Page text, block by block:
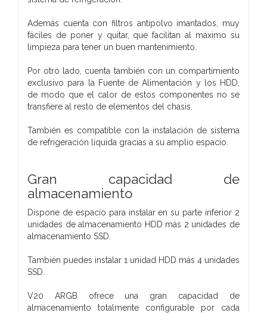
Además cuenta con filtros antipolvo imantados, muy
fáciles de poner y quitar, que facilitan al máximo su
limpieza para tener un buen mantenimiento.
Por otro lado, cuenta también con un compartimiento
exclusivo para la Fuente de Alimentación y los HDD,
de modo que el calor de estos componentes no se
transfiere al resto de elementos del chasis.
También es compatible con la instalación de sistema
de refrigeración líquida gracias a su amplio espacio.
Gran capacidad de
almacenamiento
Dispone de espacio para instalar en su parte inferior 2
unidades de almacenamiento HDD más 2 unidades de
almacenamiento SSD.
También puedes instalar 1 unidad HDD más 4 unidades
SSD.
V20 ARGB ofrece una gran capacidad de
almacenamiento totalmente configurable por cada